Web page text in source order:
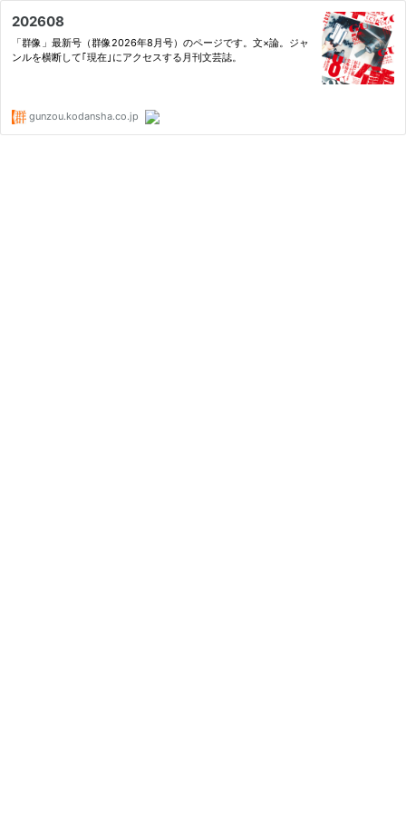
202608
「群像」最新号（群像2026年8月号）のページです。文×論。ジャ
ンルを横断して｢現在｣にアクセスする月刊文芸誌。
gunzou.kodansha.co.jp